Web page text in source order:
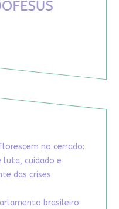
no cerrado:
cuidado e
das crises
brasileiro: